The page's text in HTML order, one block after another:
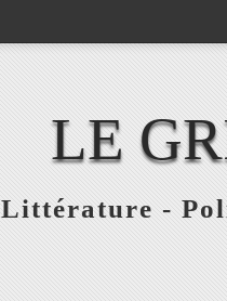
LE
Littérature -